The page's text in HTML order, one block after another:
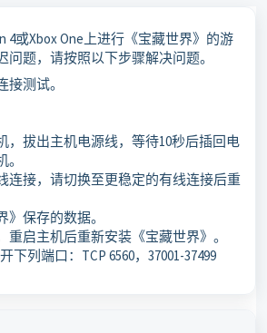
4或Xbox One上进行《宝藏世界》的游
问题，请按照以下步骤解决问题。
测试。
，拔出主机电源线，等待10秒后插回电
连接，请切换至更稳定的有线连接后重
保存的数据。
重启主机后重新安装《宝藏世界》。
下列端口：TCP 6560，37001-37499